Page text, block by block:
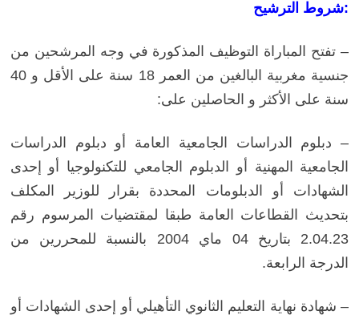
شروط الترشيح:
– تفتح المباراة التوظيف المذكورة في وجه المرشحين من
جنسية مغربية البالغين من العمر 18 سنة على الأقل و 40
سنة على الأكثر و الحاصلين على:
– دبلوم الدراسات الجامعية العامة أو دبلوم الدراسات
الجامعية المهنية أو الدبلوم الجامعي للتكنولوجيا أو إحدى
الشهادات أو الدبلومات المحددة بقرار للوزير المكلف
بتحديث القطاعات العامة طبقا لمقتضيات المرسوم رقم
2.04.23 بتاريخ 04 ماي 2004 بالنسبة للمحررين من
الدرجة الرابعة.
– شهادة نهاية التعليم الثانوي التأهيلي أو إحدى الشهادات أو